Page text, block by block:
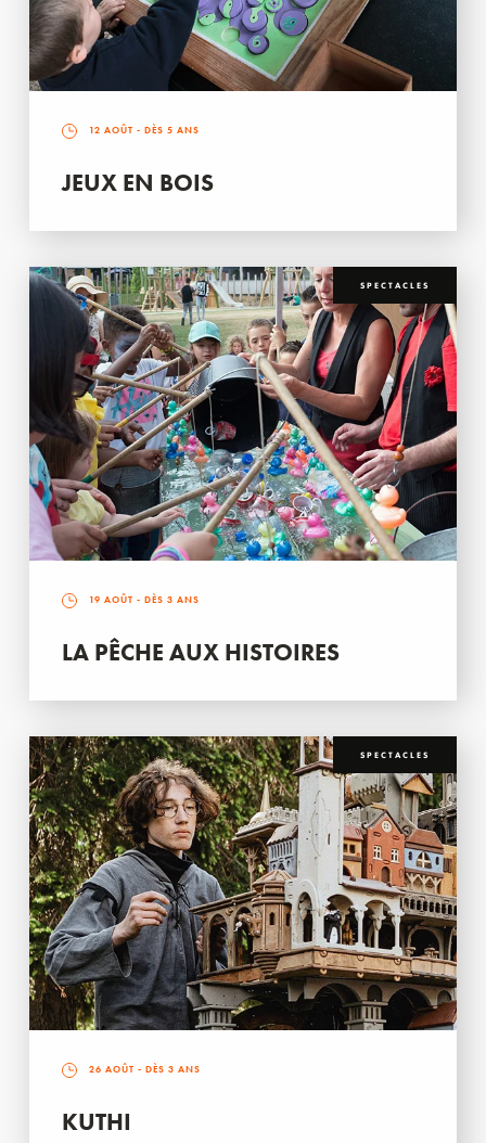
12 AOÛT - DÈS 5 ANS
JEUX EN BOIS
SPECTACLES
19 AOÛT - DÈS 3 ANS
LA PÊCHE AUX HISTOIRES
SPECTACLES
26 AOÛT - DÈS 3 ANS
KUTHI